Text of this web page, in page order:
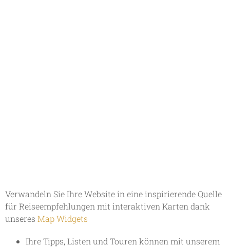
Verwandeln Sie Ihre Website in eine inspirierende Quelle
für Reiseempfehlungen mit interaktiven Karten dank
unseres Map Widgets
Ihre Tipps, Listen und Touren können mit unserem